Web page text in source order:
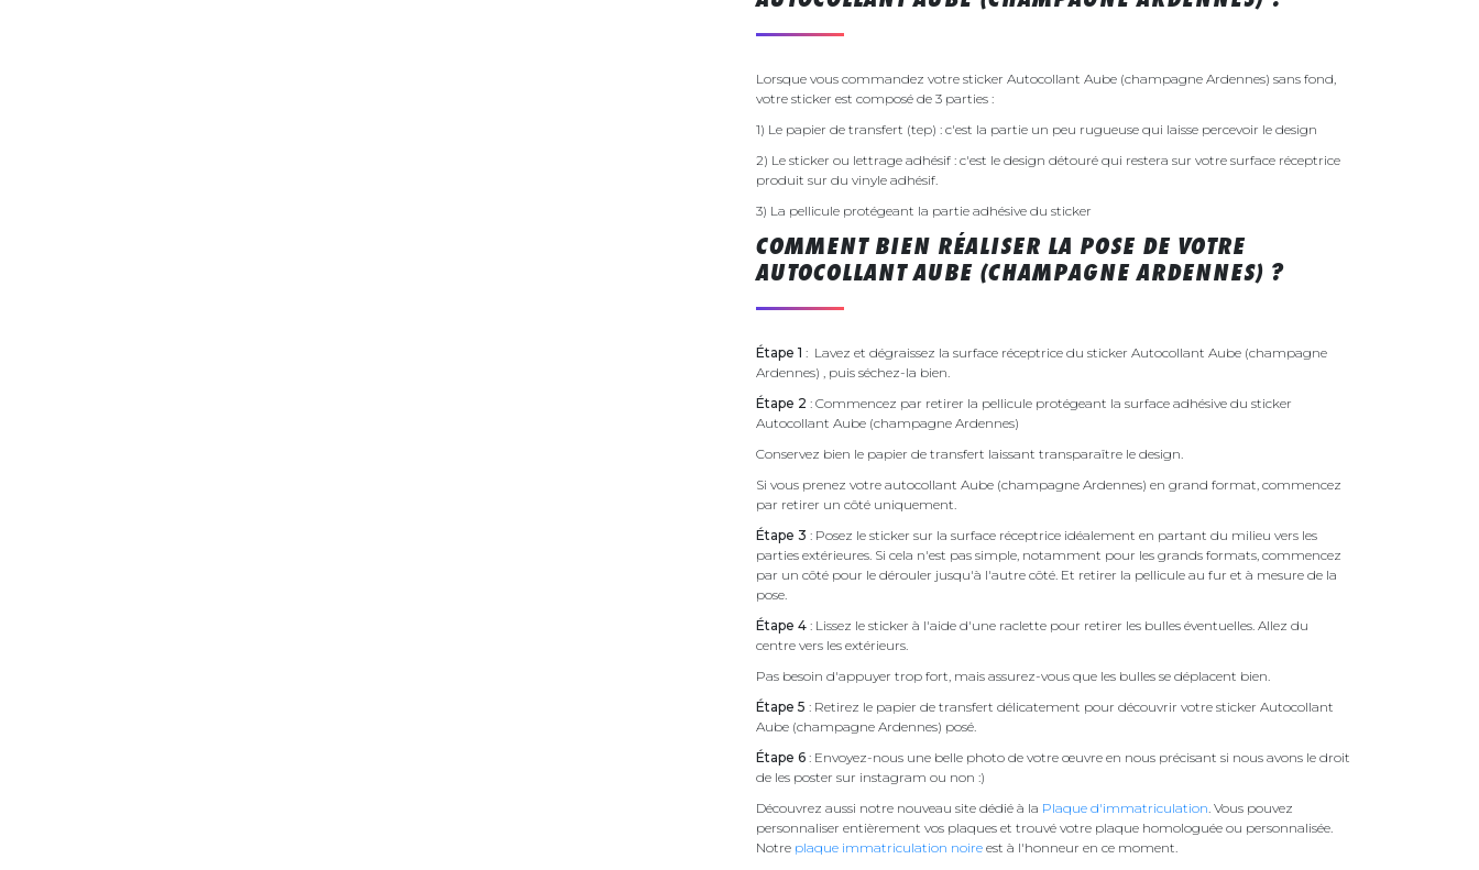
Lorsque vous commandez votre sticker Autocollant Aube (champagne Ardennes) sans fond,
votre sticker est composé de 3 parties :
1) Le papier de transfert (tep) : c'est la partie un peu rugueuse qui laisse percevoir le design
2) Le sticker ou lettrage adhésif : c'est le design détouré qui restera sur votre surface réceptrice
produit sur du vinyle adhésif.
3) La pellicule protégeant la partie adhésive du sticker
COMMENT BIEN RÉALISER LA POSE DE VOTRE
AUTOCOLLANT AUBE (CHAMPAGNE ARDENNES) ?
Étape 1 : Lavez et dégraissez la surface réceptrice du sticker Autocollant Aube (champagne
Ardennes) , puis séchez-la bien.
Étape 2 : Commencez par retirer la pellicule protégeant la surface adhésive du sticker
Autocollant Aube (champagne Ardennes)
Conservez bien le papier de transfert laissant transparaître le design.
Si vous prenez votre autocollant Aube (champagne Ardennes) en grand format, commencez
par retirer un côté uniquement.
Étape 3 : Posez le sticker sur la surface réceptrice idéalement en partant du milieu vers les
parties extérieures. Si cela n'est pas simple, notamment pour les grands formats, commencez
par un côté pour le dérouler jusqu'à l'autre côté. Et retirer la pellicule au fur et à mesure de la
pose.
Étape 4 : Lissez le sticker à l'aide d'une raclette pour retirer les bulles éventuelles. Allez du
centre vers les extérieurs.
Pas besoin d'appuyer trop fort, mais assurez-vous que les bulles se déplacent bien.
Étape 5 : Retirez le papier de transfert délicatement pour découvrir votre sticker Autocollant
Aube (champagne Ardennes) posé.
Étape 6 : Envoyez-nous une belle photo de votre œuvre en nous précisant si nous avons le droit
de les poster sur instagram ou non :)
Découvrez aussi notre nouveau site dédié à la Plaque d'immatriculation . Vous pouvez
personnaliser entièrement vos plaques et trouvé votre plaque homologuée ou personnalisée.
Notre plaque immatriculation noire est à l'honneur en ce moment.